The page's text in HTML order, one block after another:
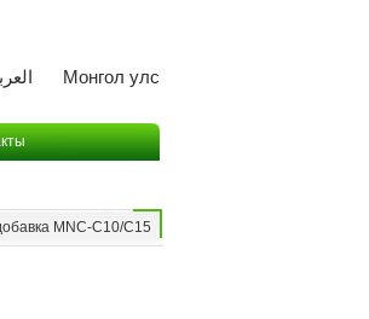
Монгол улс
MNC-C10/C15